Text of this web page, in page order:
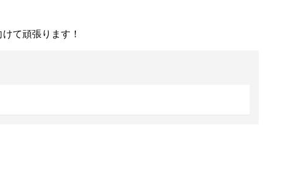
て頑張ります！